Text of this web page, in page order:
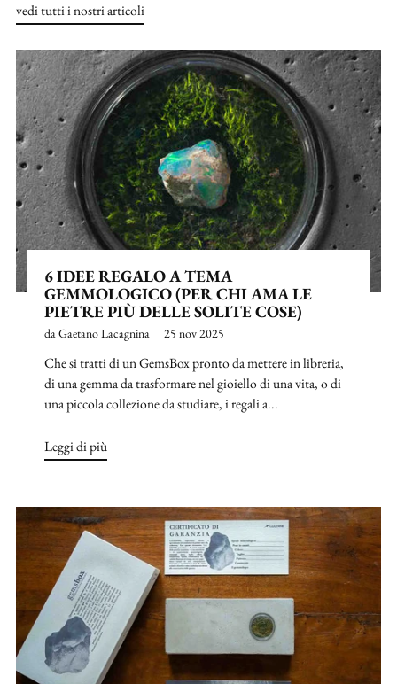
vedi tutti i nostri articoli
6 IDEE REGALO A TEMA
GEMMOLOGICO (PER CHI AMA LE
PIETRE PIÙ DELLE SOLITE COSE)
da Gaetano Lacagnina 25 nov 2025
Che si tratti di un GemsBox pronto da mettere in libreria,
di una gemma da trasformare nel gioiello di una vita, o di
una piccola collezione da studiare, i regali a...
Leggi di più